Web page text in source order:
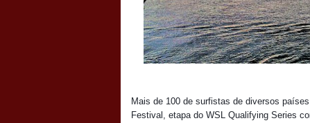
Mais de 100 de surfistas de diversos
Festival, etapa do WSL Qualifying Series